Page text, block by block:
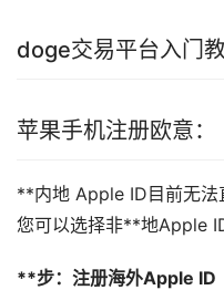
doge交易平台入门
苹果手机注册欧意：
**内地 Apple ID目前无法
您可以选择非**地Apple
**步：注册海外Apple ID